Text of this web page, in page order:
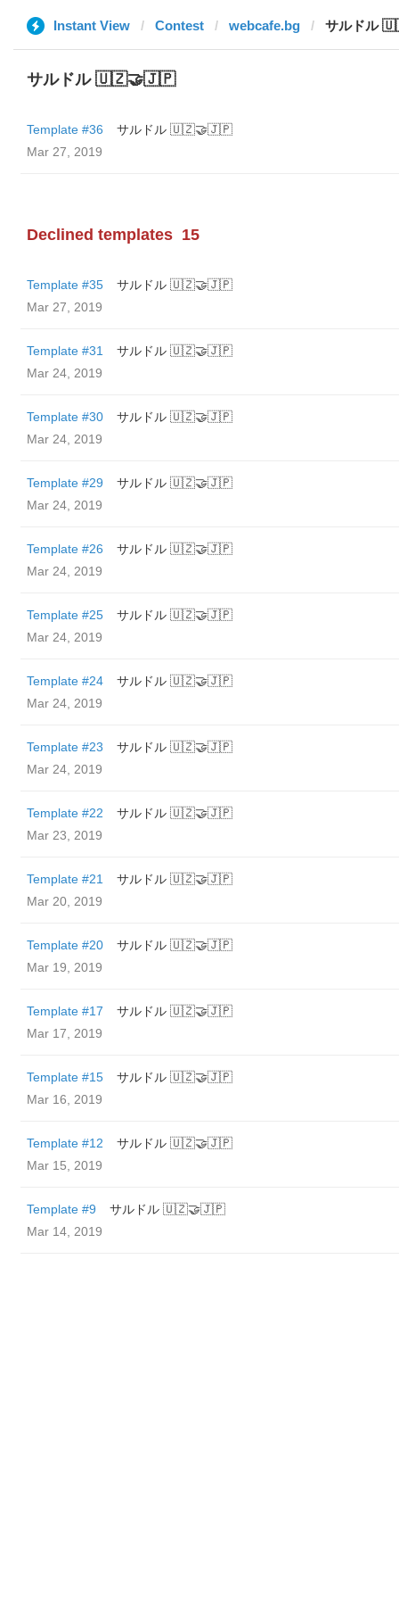
Instant View Contest webcafe.bg サルドル
サルドル 🇺🇿🤝🇯🇵
Template #36
サルドル 🇺🇿🤝🇯🇵
Mar 27, 2019
Declined templates 15
Template #35
サルドル 🇺🇿🤝🇯🇵
Mar 27, 2019
Template #31
サルドル 🇺🇿🤝🇯🇵
Mar 24, 2019
Template #30
サルドル 🇺🇿🤝🇯🇵
Mar 24, 2019
Template #29
サルドル 🇺🇿🤝🇯🇵
Mar 24, 2019
Template #26
サルドル 🇺🇿🤝🇯🇵
Mar 24, 2019
Template #25
サルドル 🇺🇿🤝🇯🇵
Mar 24, 2019
Template #24
サルドル 🇺🇿🤝🇯🇵
Mar 24, 2019
Template #23
サルドル 🇺🇿🤝🇯🇵
Mar 24, 2019
Template #22
サルドル 🇺🇿🤝🇯🇵
Mar 23, 2019
Template #21
サルドル 🇺🇿🤝🇯🇵
Mar 20, 2019
Template #20
サルドル 🇺🇿🤝🇯🇵
Mar 19, 2019
Template #17
サルドル 🇺🇿🤝🇯🇵
Mar 17, 2019
Template #15
サルドル 🇺🇿🤝🇯🇵
Mar 16, 2019
Template #12
サルドル 🇺🇿🤝🇯🇵
Mar 15, 2019
Template #9
サルドル 🇺🇿🤝🇯🇵
Mar 14, 2019